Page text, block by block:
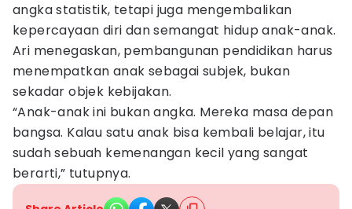
angka statistik, tetapi juga mengembalikan
kepercayaan diri dan semangat hidup anak-anak.
Ari menegaskan, pembangunan pendidikan harus
menempatkan anak sebagai subjek, bukan
sekadar objek kebijakan.
“Anak-anak ini bukan angka. Mereka masa depan
bangsa. Kalau satu anak bisa kembali belajar, itu
sudah sebuah kemenangan kecil yang sangat
berarti,” tutupnya.